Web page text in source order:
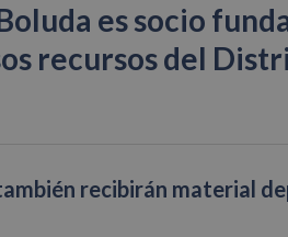
es socio
recursos del
recibirán material